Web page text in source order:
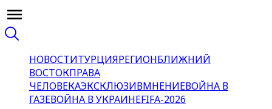
НОВОСТИТУРЦИЯРЕГИОНБЛИЖНИЙ
ВОСТОКПРАВА
ЧЕЛОВЕКАЭКСКЛЮЗИВМНЕНИЕВОЙНА В
ГАЗЕВОЙНА В УКРАИНЕFIFA-2026